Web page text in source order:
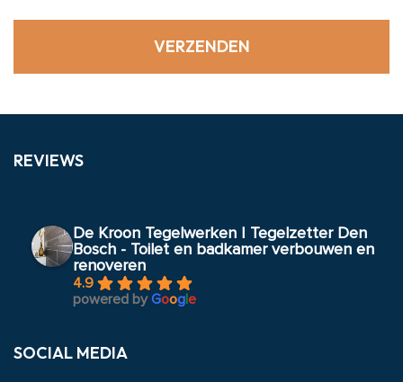
REVIEWS
De Kroon Tegelwerken | Tegelzetter Den
Bosch - Toilet en badkamer verbouwen en
renoveren
4.9
powered byGooge
SOCIAL MEDIA